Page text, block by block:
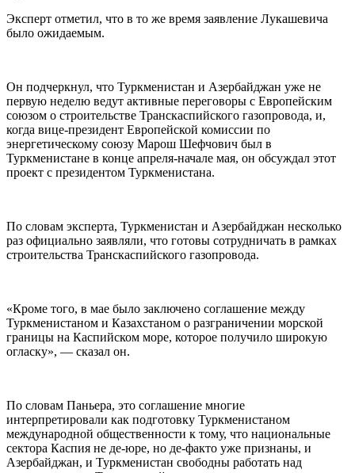
Эксперт отметил, что в то же время заявление Лукашевича
было ожидаемым.
Он подчеркнул, что Туркменистан и Азербайджан уже не
первую неделю ведут активные переговоры с Европейским
союзом о строительстве Транскаспийского газопровода, и,
когда вице-президент Европейской комиссии по
энергетическому союзу Марош Шефчович был в
Туркменистане в конце апреля-начале мая, он обсуждал этот
проект с президентом Туркменистана.
По словам эксперта, Туркменистан и Азербайджан несколько
раз официально заявляли, что готовы сотрудничать в рамках
строительства Транскаспийского газопровода.
«Кроме того, в мае было заключено соглашение между
Туркменистаном и Казахстаном о разграничении морской
границы на Каспийском море, которое получило широкую
огласку», — сказал он.
По словам Паньера, это соглашение многие
интерпретировали как подготовку Туркменистаном
международной общественности к тому, что национальные
сектора Каспия не де-юре, но де-факто уже признаны, и
Азербайджан, и Туркменистан свободны работать над